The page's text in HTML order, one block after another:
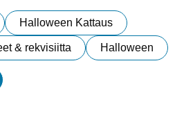
Halloween Kattaus
& rekvisiitta Halloween